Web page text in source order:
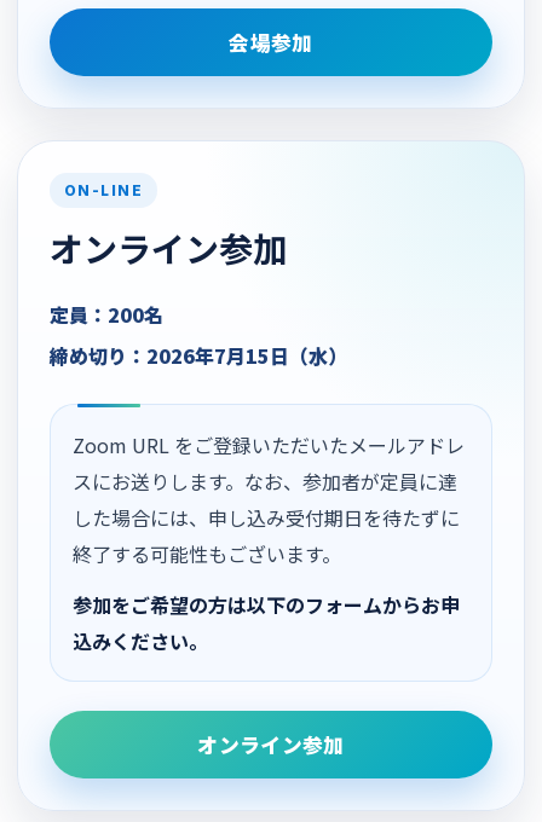
会場参加
ON-LINE
オンライン参加
定員：200名
締め切り：2026年7月15日（水）
Zoom URL をご登録いただいたメールアドレ
スにお送りします。なお、参加者が定員に達
した場合には、申し込み受付期日を待たずに
終了する可能性もございます。
参加をご希望の方は以下のフォームからお申
込みください。
オンライン参加